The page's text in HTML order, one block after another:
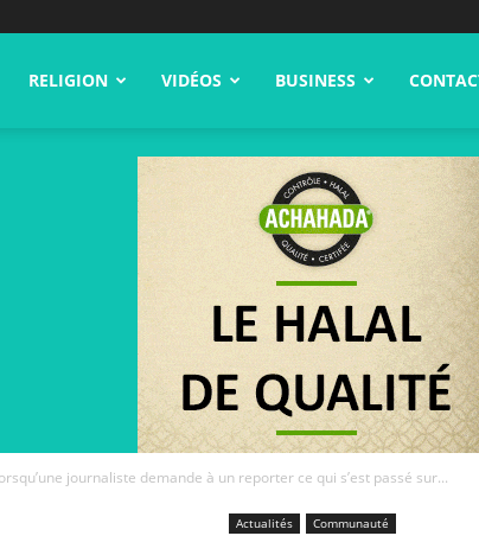
RELIGION VIDÉOS BUSINESS
journaliste demande à un reporter ce qui s’est passé sur...
Actualités Communauté